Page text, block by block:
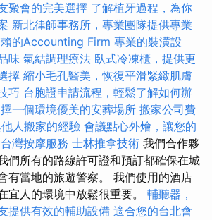
聚會的完美選擇 了解植牙過程，為你
新北律師事務所，專業團隊提供專業
的Accounting Firm 專業的裝潢設
味 氣結調理療法 臥式冷凍櫃，提供更
擇 縮小毛孔醫美，恢復平滑緊緻肌膚
巧 台胞證申請流程，輕鬆了解如何辦
一個環境優美的安葬場所 搬家公司費
人搬家的經驗 會議點心外燴，讓您的
台灣按摩服務 士林推拿技術 我們合作夥
們所有的路線許可證和預訂都確保在城
有當地的旅遊警察。 我們使用的酒店
宜人的環境中放鬆很重要。 輔聽器，
提供有效的輔助設備 適合您的台北會